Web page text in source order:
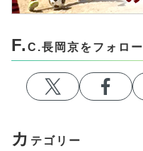
F. C.長岡京をフォロー
カ テゴリー